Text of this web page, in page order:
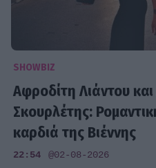
SHOWBIZ
Αφροδίτη Λιάντου
Σκουρλέτης:
καρδιά της Βιέννης
22:54 @02-08-2026